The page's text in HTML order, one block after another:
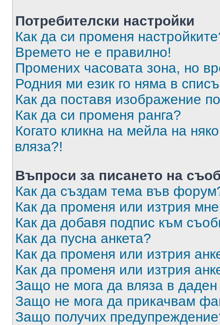
Потребителски настройки
Как да си променя
Времето не е правилно!
Промених часовата зона, но
Родния ми език го няма в
Как да поставя изображение
Как да си променя ранга?
Когато кликна на мейла на
вляза?!
Въпроси за писането на
Как да създам тема във
Как да променя или изтрия
Как да добавя подпис към
Как да пусна анкета?
Как да променя или изтрия
Как да променя или изтрия
Защо не мога да вляза в
Защо не мога да прикачвам
Защо получих